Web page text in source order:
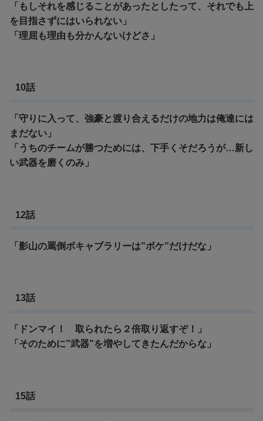
「もしそれを感じることがあったとしたって、それでも上
を目指さずにはいられない」
「理屈も理由も分かんないけどさ」
10話
「守りに入って、強豪と渡り合えるだけの地力は俺達には
まだない」
「うちのチームが勝つためには、下手くそだろうが…新し
い武器を磨くのみ」
12話
「影山の罵倒ボキャブラリーは”ボケ”だけだな」
13話
「ドンマイ！ 取られたら２倍取り返すぞ！」
「そのために”武器”を増やしてきたんだからな」
15話